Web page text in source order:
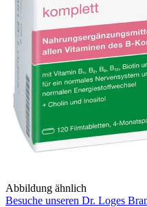
Abbildung ähnlich
Besuche unseren Dr. Loges